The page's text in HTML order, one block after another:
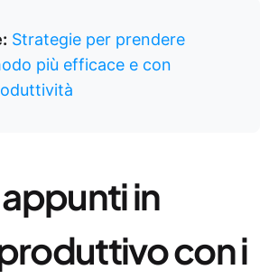
Strategie per prendere
più efficace e con
in
con i